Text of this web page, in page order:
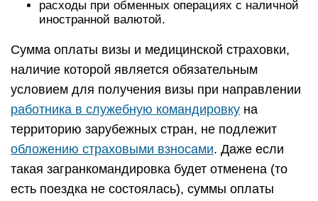
расходы при обменных операциях с наличной
иностранной валютой.
Сумма оплаты визы и медицинской страховки,
наличие которой является обязательным
условием для получения визы при направлении
работника в служебную командировку на
территорию зарубежных стран, не подлежит
обложению страховыми взносами. Даже если
такая загранкомандировка будет отменена (то
есть поездка не состоялась), суммы оплаты